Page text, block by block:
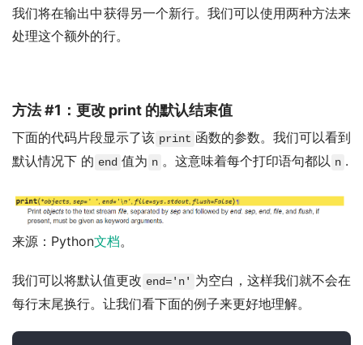
我们将在输出中获得另一个新行。我们可以使用两种方法来
处理这个额外的行。
方法 #1：更改 print 的默认结束值
下面的代码片段显示了该 print 函数的参数。我们可以看到
默认情况下 的 end 值为 n 。这意味着每个打印语句都以 n .
来源：Python文档。
我们可以将默认值更改 end='n' 为空白，这样我们就不会在
每行末尾换行。让我们看下面的例子来更好地理解。